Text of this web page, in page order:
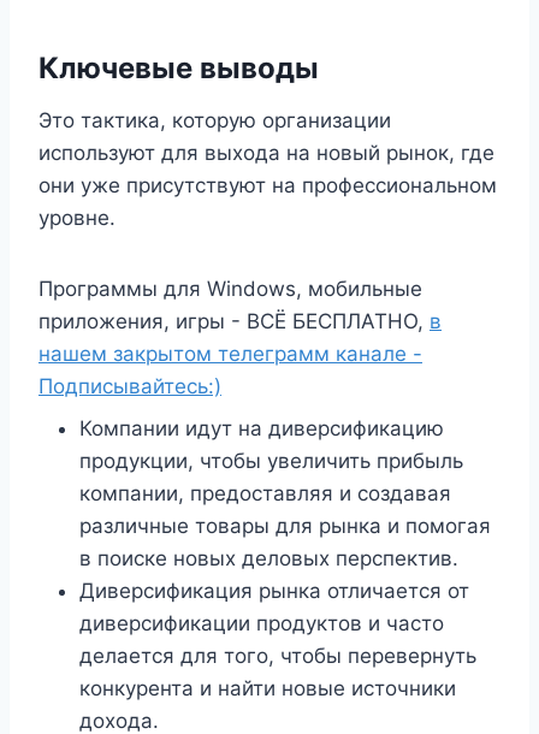
Ключевые выводы
Это тактика, которую организации
используют для выхода на новый рынок, где
они уже присутствуют на профессиональном
уровне.
Программы для Windows, мобильные
приложения, игры - ВСЁ БЕСПЛАТНО, в
нашем закрытом телеграмм канале -
Подписывайтесь:)
Компании идут на диверсификацию
продукции, чтобы увеличить прибыль
компании, предоставляя и создавая
различные товары для рынка и помогая
в поиске новых деловых перспектив.
Диверсификация рынка отличается от
диверсификации продуктов и часто
делается для того, чтобы перевернуть
конкурента и найти новые источники
дохода.